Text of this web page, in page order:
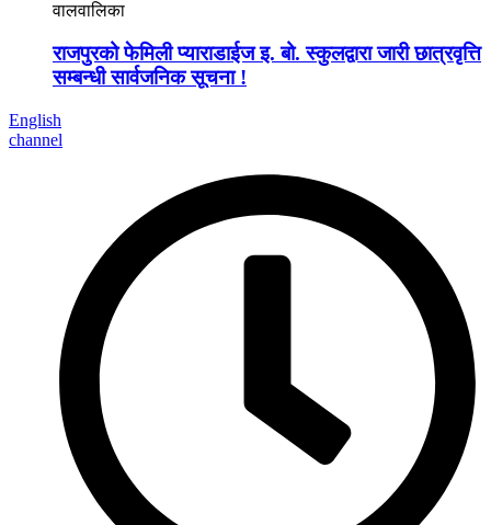
वालवालिका
राजपुरको फेमिली प्याराडाईज इ. बो. स्कुलद्वारा जारी छात्रवृत्ति
सम्बन्धी सार्वजनिक सूचना !
English
channel